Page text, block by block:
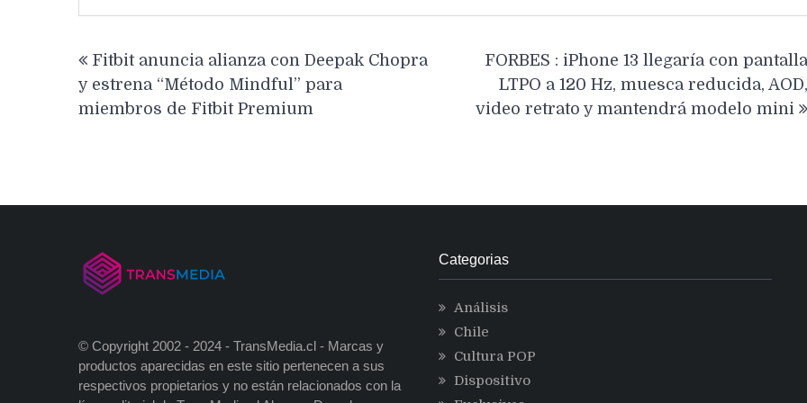
entradas
Fitbit anuncia alianza con Deepak Chopra
y estrena “Método Mindful” para
miembros de Fitbit Premium
FORBES : iPhone 13 llegaría con pantalla
LTPO a 120 Hz, muesca reducida, AOD,
video retrato y mantendrá modelo mini
© Copyright 2002 - 2024 - TransMedia.cl - Marcas y
productos aparecidas en este sitio pertenecen a sus
respectivos propietarios y no están relacionados con la
Categorias
Análisis
Chile
Cultura POP
Dispositivo